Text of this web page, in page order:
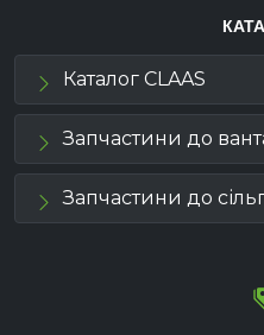
Каталог CLAAS
Запчастини до
Запчастини до